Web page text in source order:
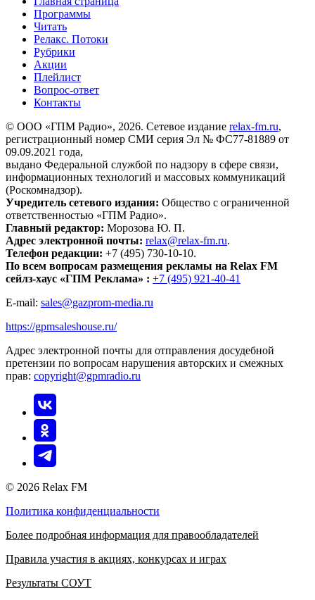
Программы
Читать
Релакс. Потоки
Рубрики
Акции
Плейлист
Вопрос-ответ
Контакты
© ООО «ГПМ Радио», 2026. Сетевое издание relax-fm.ru,
регистрационный номер СМИ серия Эл № ФС77-81889 от
09.09.2021 года,
выдано Федеральной службой по надзору в сфере связи,
информационных технологий и массовых коммуникаций
(Роскомнадзор).
Учредитель сетевого издания: Общество с ограниченной
ответственностью «ГПМ Радио».
Главный редактор: Морозова Ю. П.
Адрес электронной почты: relax@relax-fm.ru.
Телефон редакции: +7 (495) 730-10-10.
По всем вопросам размещения рекламы на Relax FM
сейлз-хаус «ГПМ Реклама» : +7 (495) 921-40-41
E-mail: sales@gazprom-media.ru
https://gpmsaleshouse.ru/
Адрес электронной почты для отправления досудебной
претензии по вопросам нарушения авторских и смежных
прав: copyright@gpmradio.ru
© 2026 Relax FM
Политика конфиденциальности
Более подробная информация для правообладателей
Правила участия в акциях, конкурсах и играх
Результаты СОУТ